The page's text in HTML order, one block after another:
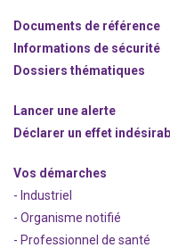
Documents de référence
Informations de sécurité
Dossiers thématiques
Lancer une alerte
Déclarer un effet
Vos démarches
- Industriel
- Organisme notifié
- Professionnel de santé